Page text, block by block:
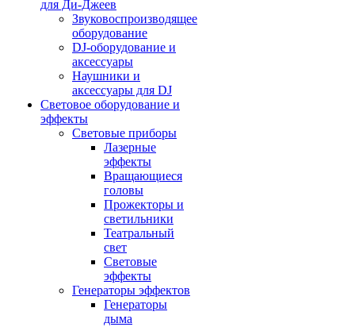
для Ди-Джеев
Звуковоспроизводящее
оборудование
DJ-оборудование и
аксессуары
Наушники и
аксессуары для DJ
Световое оборудование и
эффекты
Световые приборы
Лазерные
эффекты
Вращающиеся
головы
Прожекторы и
светильники
Театральный
свет
Световые
эффекты
Генераторы эффектов
Генераторы
дыма